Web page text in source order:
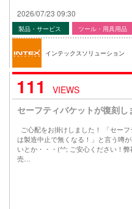
2026/07/23 09:30
製品・サービス ツール・用具用品
インテックスソリューション
111
VIEWS
セーフティバケットが復刻し
ご心配をお掛けしました！ 「セーフ
は製造中止で無くなる！」と言う噂
いとか・・・(^^; ご安心ください！
売…